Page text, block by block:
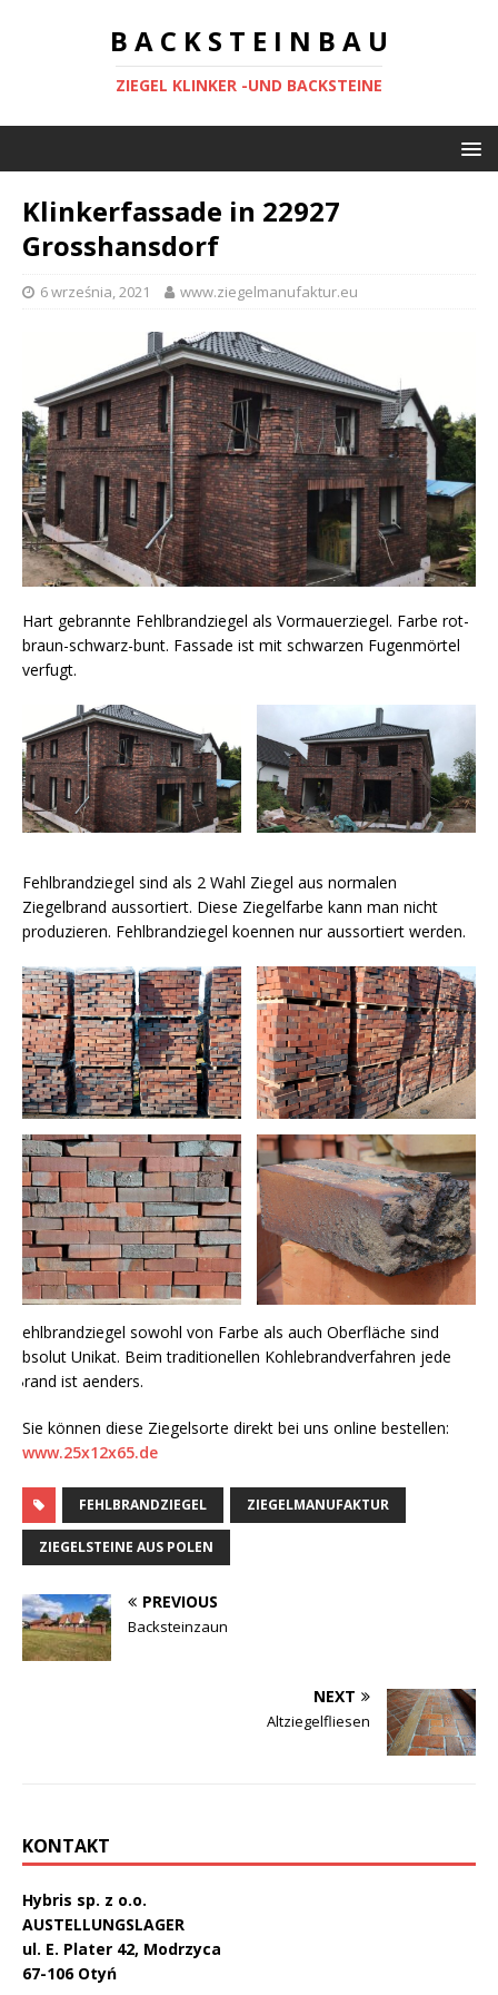
B A C K S T E I N B A U
ZIEGEL KLINKER -UND BACKSTEINE
Klinkerfassade in 22927
Grosshansdorf
6 września, 2021 www.ziegelmanufaktur.eu
Hart gebrannte Fehlbrandziegel als Vormauerziegel. Farbe rot-
braun-schwarz-bunt. Fassade ist mit schwarzen Fugenmörtel
verfugt.
Fehlbrandziegel sind als 2 Wahl Ziegel aus normalen
Ziegelbrand aussortiert. Diese Ziegelfarbe kann man nicht
produzieren. Fehlbrandziegel koennen nur aussortiert werden.
Fehlbrandziegel sowohl von Farbe als auch Oberfläche sind
absolut Unikat. Beim traditionellen Kohlebrandverfahren jede
Brand ist aenders.
Sie können diese Ziegelsorte direkt bei uns online bestellen:
www.25x12x65.de
FEHLBRANDZIEGEL ZIEGELMANUFAKTUR
ZIEGELSTEINE AUS POLEN
PREVIOUS
Backsteinzaun
NEXT
Altziegelfliesen
KONTAKT
Hybris sp. z o.o.
AUSTELLUNGSLAGER
ul. E. Plater 42, Modrzyca
67-106 Otyń